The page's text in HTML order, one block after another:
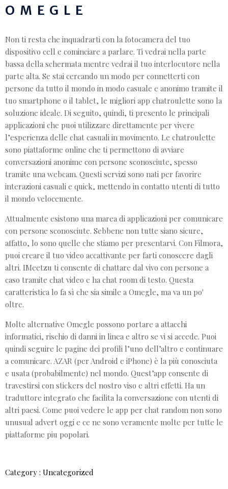
OMEGLE
Non ti resta che inquadrarti con la fotocamera del tuo
dispositivo cell e cominciare a parlare. Ti vedrai nella parte
bassa della schermata mentre vedrai il tuo interlocutore nella
parte alta. Se stai cercando un modo per connetterti con
persone da tutto il mondo in modo casuale e anonimo tramite il
tuo smartphone o il tablet, le migliori app chatroulette sono la
soluzione ideale. Di seguito, quindi, ti presento le principali
applicazioni che puoi utilizzare direttamente per vivere
l’esperienza delle chat casuali in movimento. Le chatroulette
sono piattaforme online che ti permettono di avviare
conversazioni anonime con persone sconosciute, spesso
tramite una webcam. Questi servizi sono nati per favorire
interazioni casuali e quick, mettendo in contatto utenti di tutto
il mondo velocemente.
Attualmente esistono una marea di applicazioni per comunicare
con persone sconosciute. Sebbene non tutte siano sicure,
affatto, lo sono quelle che stiamo per presentarvi. Con Filmora,
puoi creare il tuo video accattivante per farti conoscere dagli
altri. IMeetzu ti consente di chattare dal vivo con persone a
caso tramite chat video e ha chat room di testo. Questa
caratteristica lo fa sì che sia simile a Omegle, ma va un po'
oltre.
Molte alternative Omegle possono portare a attacchi
informatici, rischio di danni in linea e altro se vi si accede. Puoi
quindi seguire le pagine dei profili l’uno dell’altro e continuare
a comunicare. AZAR (per Android e iPhone) è la più conosciuta
e usata (probabilmente) nel mondo. Quest’app consente di
travestirsi con stickers del nostro viso e altri effetti. Ha un
traduttore integrato che facilita la conversazione con utenti di
altri paesi. Come puoi vedere le app per chat random non sono
unusual advert oggi e ce ne sono veramente molte per tutte le
piattaforme piu popolari.
Category : Uncategorized